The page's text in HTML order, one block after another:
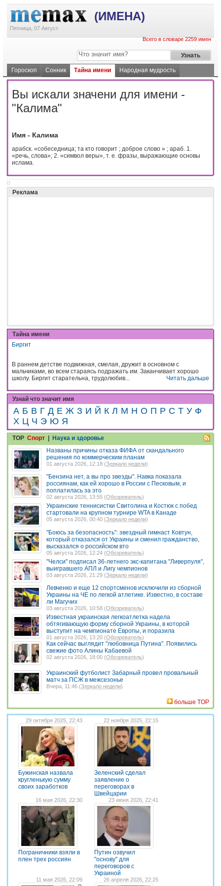
(ИМЕНА)
Пятница, 07 Август
Всего в словаре 2259 имен
Гороскоп Сонник Тайна имени Народная мудрость
Вы искали значени для имени -
"Калима"
Имя - Калима
арабск. «собеседница; та кто говорит ; доброе слово » ; араб. 1.
«речь, слова»; 2. «символ веры», т. е. фразы, выражающие основы
ислама.
Реклама
Тайна имени
Биргит
В раннем детстве подвижная, смелая, дружит в основном с
мальчиками, во всем стараясь подражать им. Заканчивает хорошо
школу. Биргит старательна, трудолюбив...
Читать дальше
Узнай что значит имя
А Б В Г Д Е Ж З И Й К Л М Н О П Р С Т У Ф
Х Ц Ч Э Ю Я
TOP Спорт | Наука и здоровье
Названы причины отказа ФИФА от скандального
решения по коммерческим планам
01 августа 2026, 12:18 (Зеркало недели)
"Бензина нет, а вы про звезды". Навка показала
россиянам, как ей хорошо в России с Песковым, и
поплатилась за это
02 августа 2026, 13:55 (Обозреватель)
Украинские теннисистки Свитолина и Костюк с побед
стартовали на крупном турнире WTA в Канаде
05 августа 2026, 00:40 (Зеркало недели)
"Боюсь за безопасность": звездный гимнаст Ковтун,
который отказался от Украины и сменил гражданство,
высказался о российском вто
05 августа 2026, 12:24 (Обозреватель)
"Челси" подписал 36-летнего экс-капитана "Ливерпуля",
выигравшего АПЛ и Лигу чемпионов
03 августа 2026, 21:29 (Зеркало недели)
Левченко и еще 12 спортсменов исключили из сборной
Украины на ЧЕ по легкой атлетике. Известно, в составе
ли Магучих
03 августа 2026, 10:58 (Обозреватель)
Известная украинская легкоатлетка надела
обтягивающую форму сборной Украины, в которой
выступит на чемпионате Европы, и поразила
01 августа 2026, 13:20 (Обозреватель)
Как сейчас выглядит "любовница Путина". Появились
свежие фото Алины Кабаевой
02 августа 2026, 18:00 (Обозреватель)
Украинский футболист Забарный провел провальный
матч за ПСЖ в межсезонье
Вчера, 11:46 (Зеркало недели)
больше TOP
29 октября 2025, 22:43
Бужинская назвала
кругленькую сумму
своих заработков
22 ноября 2025, 22:15
Зеленский сделал
заявление о
переговорах в
Швейцарии
16 мая 2026, 22:30
Пограничники взяли в
плен трех россиян
23 июня 2026, 22:41
Путин озвучил
"основу" для
переговоров с
Украиной
11 мая 2026, 22:09 26 апреля 2026, 22:25